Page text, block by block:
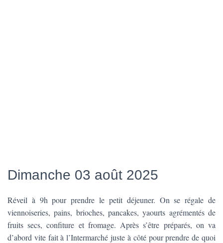
Dimanche 03 août 2025
Réveil à 9h pour prendre le petit déjeuner. On se régale de
viennoiseries, pains, brioches, pancakes, yaourts agrémentés de
fruits secs, confiture et fromage. Après s’être préparés, on va
d’abord vite fait à l’Intermarché juste à côté pour prendre de quoi